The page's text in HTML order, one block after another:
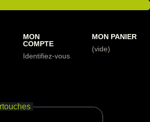
MON
COMPTE
Identifiez-vous
MON PANIER
(vide)